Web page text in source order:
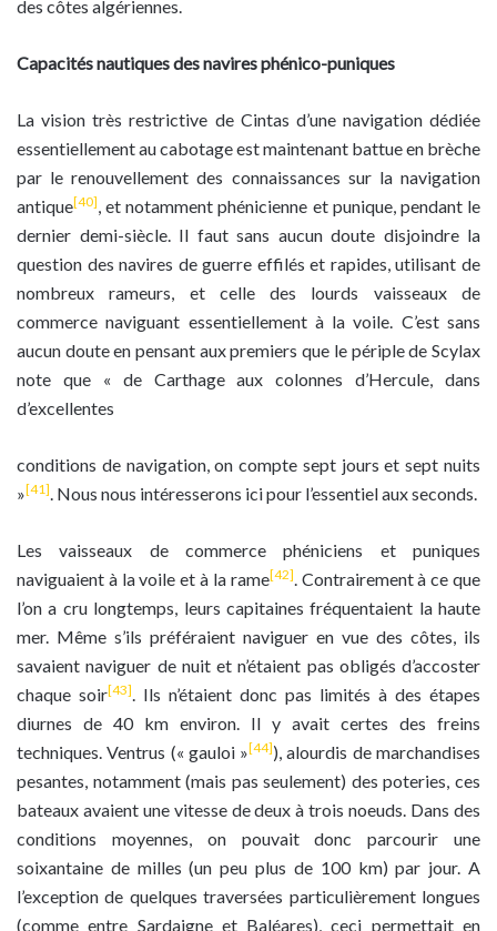
des côtes algériennes.
Capacités nautiques des navires phénico-puniques
La vision très restrictive de Cintas d’une navigation dédiée
essentiellement au cabotage est maintenant battue en brèche
par le renouvellement des connaissances sur la navigation
antique[40], et notamment phénicienne et punique, pendant le
dernier demi-siècle. Il faut sans aucun doute disjoindre la
question des navires de guerre effilés et rapides, utilisant de
nombreux rameurs, et celle des lourds vaisseaux de
commerce naviguant essentiellement à la voile. C’est sans
aucun doute en pensant aux premiers que le périple de Scylax
note que « de Carthage aux colonnes d’Hercule, dans
d’excellentes
conditions de navigation, on compte sept jours et sept nuits
»[41]. Nous nous intéresserons ici pour l’essentiel aux seconds.
Les vaisseaux de commerce phéniciens et puniques
naviguaient à la voile et à la rame[42]. Contrairement à ce que
l’on a cru longtemps, leurs capitaines fréquentaient la haute
mer. Même s’ils préféraient naviguer en vue des côtes, ils
savaient naviguer de nuit et n’étaient pas obligés d’accoster
chaque soir[43]. Ils n’étaient donc pas limités à des étapes
diurnes de 40 km environ. Il y avait certes des freins
techniques. Ventrus (« gauloi »[44]), alourdis de marchandises
pesantes, notamment (mais pas seulement) des poteries, ces
bateaux avaient une vitesse de deux à trois noeuds. Dans des
conditions moyennes, on pouvait donc parcourir une
soixantaine de milles (un peu plus de 100 km) par jour. A
l’exception de quelques traversées particulièrement longues
(comme entre Sardaigne et Baléares), ceci permettait en